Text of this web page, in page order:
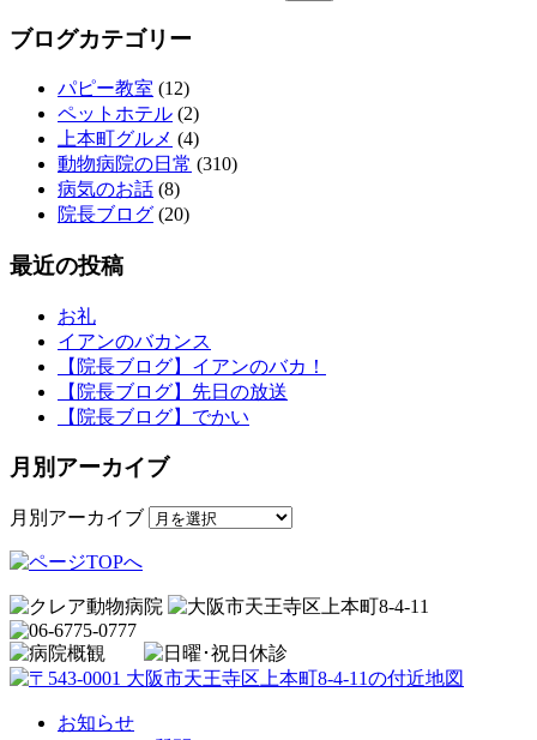
ブログカテゴリー
パピー教室 (12)
ペットホテル (2)
上本町グルメ (4)
動物病院の日常 (310)
病気のお話 (8)
院長ブログ (20)
最近の投稿
お礼
イアンのバカンス
【院長ブログ】イアンのバカ！
【院長ブログ】先日の放送
【院長ブログ】でかい
月別アーカイブ
月別アーカイブ
お知らせ